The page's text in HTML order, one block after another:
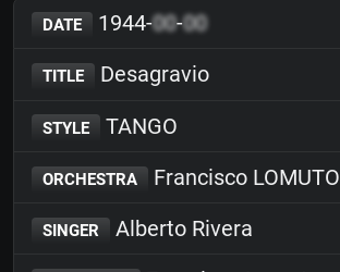
DATE 1944-00-00
TITLE Desagravio
STYLE TANGO
ORCHESTRA Francisco LOMUTO
SINGER Alberto Rivera